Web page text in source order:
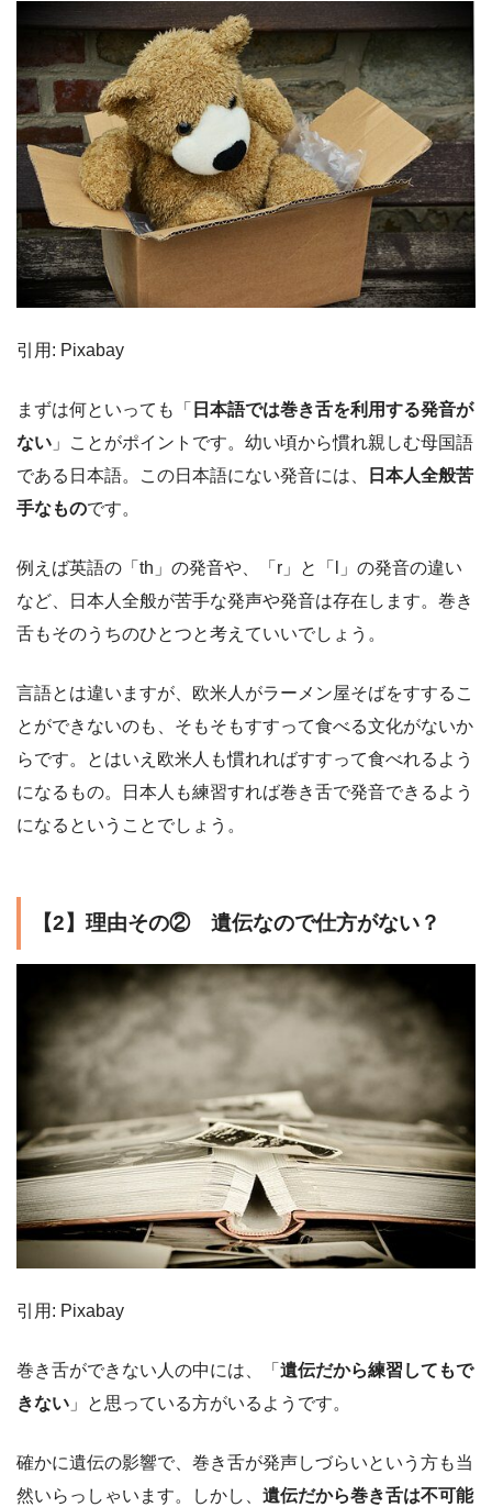
引用: Pixabay
まずは何といっても「 日本語では巻き舌を利用する発音が
ない 」ことがポイントです。幼い頃から慣れ親しむ母国語
である日本語。この日本語にない発音には、
日本人全般苦
手なものです。
例えば英語の「th」の発音や、「r」と「l」の発音の違い
など、日本人全般が苦手な発声や発音は存在します。巻き
舌もそのうちのひとつと考えていいでしょう。
言語とは違いますが、欧米人がラーメン屋そばをすするこ
とができないのも、そもそもすすって食べる文化がないか
らです。とはいえ欧米人も慣れればすすって食べれるよう
になるもの。日本人も練習すれば巻き舌で発音できるよう
になるということでしょう。
【2】理由その② 遺伝なので仕方がない？
引用: Pixabay
巻き舌ができない人の中には、「 遺伝だから練習してもで
きない 」と思っている方がいるようです。
確かに遺伝の影響で、巻き舌が発声しづらいという方も当
然いらっしゃいます。しかし、 遺伝だから巻き舌は不可能